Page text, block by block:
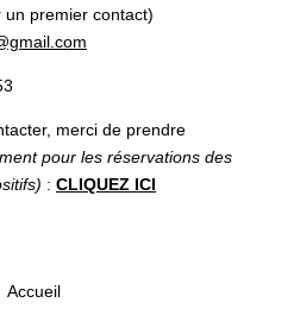
premier contact)
merci de prendre
pour les réservations des
: CLIQUEZ ICI
Accueil